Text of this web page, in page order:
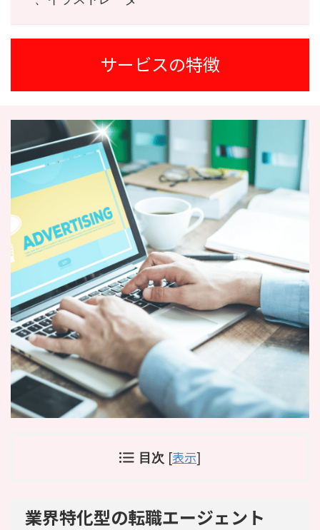
サービスの特徴
目次 [表示]
業界特化型の転職エージェント